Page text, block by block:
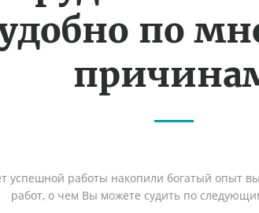
по
успешной работы накопили богатый опыт
работ, о чем Вы можете судить по